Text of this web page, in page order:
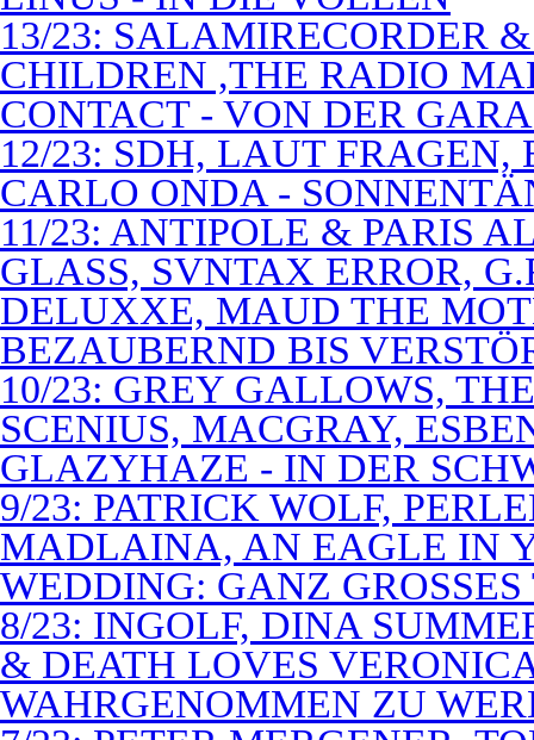
13/23: SALAMIRECORDER
CHILDREN ,THE RADIO
CONTACT - VON DER
12/23: SDH, LAUT
CARLO ONDA -
11/23: ANTIPOLE & PARIS
GLASS, SVNTAX ERROR,
DELUXXE, MAUD THE
BEZAUBERND BIS
10/23: GREY GALLOWS,
SCENIUS, MACGRAY,
GLAZYHAZE - IN DER
9/23: PATRICK WOLF,
MADLAINA, AN EAGLE IN
WEDDING: GANZ
8/23: INGOLF, DINA
& DEATH LOVES
WAHRGENOMMEN ZU